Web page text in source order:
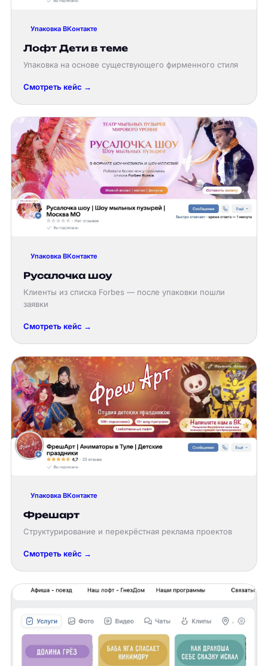
Упаковка ВКонтакте
Лофт Дети в теме
Упаковка на основе существующего фирменного стиля
Смотреть кейс →
Упаковка ВКонтакте
Русалочка шоу
Клиенты из списка Forbes — после упаковки пошли
заявки
Смотреть кейс →
Упаковка ВКонтакте
Фрешарт
Структурирование и перекрёстная реклама проектов
Смотреть кейс →